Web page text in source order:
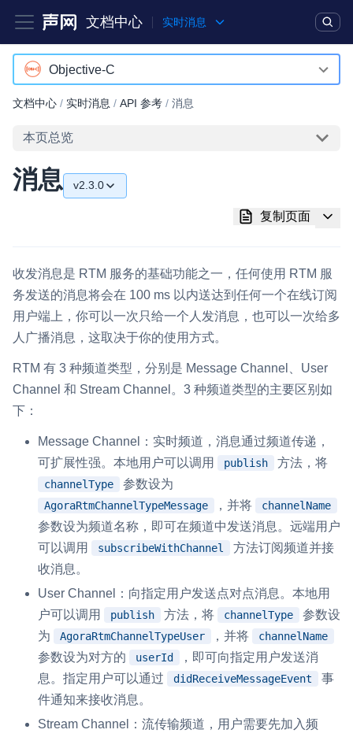
文档中心 实时消息
产品 解决方案
突破传统文字交互模式，与 AI 进行高拟真、自然流畅的实时语
音对话
扩展性和更优秀的互动效果
实时消息
一整套低延时、高并发、可扩展、高可靠的实时消息及状态同步
解决方案
即时通讯 IM NEW
一整套高可靠、低时延、高并发、安全、全球化的即时聊天云服
融合 CDN 直播
对接国内外多家 CDN 供应商，提供一个整体播放体验最佳的
CDN 直播方案
物的实时互动连接
实时转录翻译
快速实现实时的语音转写功能
互动白板
快速实现多人实时互动白板协作
Objective-C
JavaScript
Java
Objective-C
Swift
Flutter
HarmonyOS
文档中心 / 实时消息 / API 参考 / 消息
本页总览
消息 v2.3.0
v2.2.6
v2.2.5
v2.2.3
v2.2.2
v2.2.0
v2.1.12
v2.1.10
v2.1.8
v2.1.7
v2.1.6
v2.1.4
复制页面
收发消息是 RTM 服务的基础功能之一，任何使用 RTM 服
务发送的消息将会在 100 ms 以内送达到任何一个在线订阅
用户端上，你可以一次只给一个人发消息，也可以一次给多
人广播消息，这取决于你的使用方式。
RTM 有 3 种频道类型，分别是 Message Channel、User
Channel 和 Stream Channel。3 种频道类型的主要区别如
下：
Message Channel：实时频道，消息通过频道传递，
可扩展性强。本地用户可以调用
publish 方法，将
channelType 参数设为
AgoraRtmChannelTypeMessage ，并将 channelName
参数设为频道名称，即可在频道中发送消息。远端用户
可以调用
subscribeWithChannel
方法订阅频道并接
收消息。
User Channel：向指定用户发送点对点消息。本地用
户可以调用
publish 方法，将 channelType
参数设
为
AgoraRtmChannelTypeUser ，并将 channelName
参数设为对方的 userId
，即可向指定用户发送消
息。指定用户可以通过
didReceiveMessageEvent
事
件通知来接收消息。
Stream Channel：流传输频道，用户需要先加入频